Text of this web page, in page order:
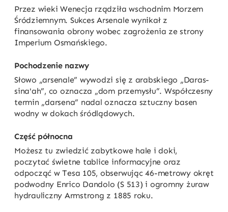
Przez wieki Wenecja rządziła wschodnim Morzem
Śródziemnym. Sukces Arsenale wynikał z
finansowania obrony wobec zagrożenia ze strony
Imperium Osmańskiego.
Pochodzenie nazwy
Słowo „arsenale” wywodzi się z arabskiego „Daras-
sina'ah”, co oznacza „dom przemysłu”. Współczesny
termin „darsena” nadal oznacza sztuczny basen
wodny w dokach śródlądowych.
Część północna
Możesz tu zwiedzić zabytkowe hale i doki,
poczytać świetne tablice informacyjne oraz
odpocząć w Tesa 105, obserwując 46-metrowy okręt
podwodny Enrico Dandolo (S 513) i ogromny żuraw
hydrauliczny Armstrong z 1885 roku.